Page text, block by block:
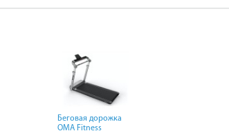
Беговая дорожка
OMA Fitness